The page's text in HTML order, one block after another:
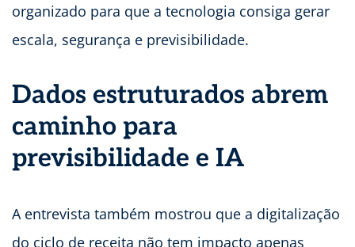
organizado para que a tecnologia consiga gerar
escala, segurança e previsibilidade.
Dados estruturados abrem
caminho para
previsibilidade e IA
A entrevista também mostrou que a digitalização
do ciclo de receita não tem impacto apenas